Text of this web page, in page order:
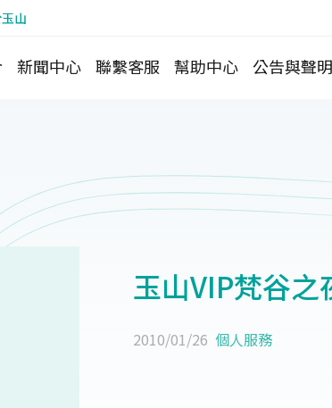
山
新聞中心 聯繫客服 幫助中心 公告與聲明
玉山VIP梵谷之
2010/01/26 個人服務